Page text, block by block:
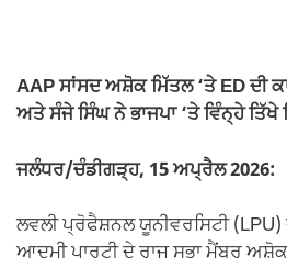
e
b
o
o
k
s
A
p
p
gr
a
m
AAP ਸਾਂਸਦ ਅਸ਼ੋਕ ਮਿੱਤਲ ‘ਤੇ ED ਦੀ
ਅਤੇ ਸੰਜੇ ਸਿੰਘ ਨੇ ਭਾਜਪਾ ‘ਤੇ ਵਿੰਨ੍ਹੇ ਤਿੱਖੇ
ਜਲੰਧਰ/ਚੰਡੀਗੜ੍ਹ, 15 ਅਪ੍ਰੈਲ 2026:
ਲਵਲੀ ਪ੍ਰੋਫੈਸ਼ਨਲ ਯੂਨੀਵਰਸਿਟੀ
ਆਦਮੀ ਪਾਰਟੀ ਦੇ ਰਾਜ ਸਭਾ ਮੈਂਬਰ